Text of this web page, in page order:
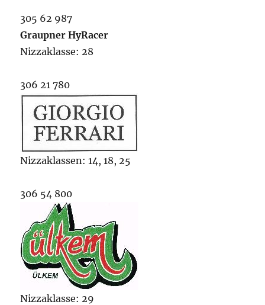
305 62 987
Graupner HyRacer
Nizzaklasse: 28
306 21 780
Nizzaklassen: 14, 18, 25
306 54 800
Nizzaklasse: 29